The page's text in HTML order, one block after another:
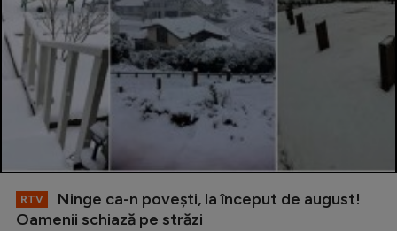
RTV
Ninge ca-n povești, la început de august!
Oamenii schiază pe străzi